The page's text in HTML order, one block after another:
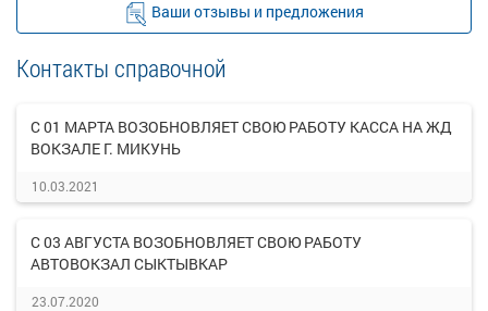
Ваши отзывы и предложения
Контакты справочной
С 01 МАРТА ВОЗОБНОВЛЯЕТ СВОЮ РАБОТУ КАССА НА ЖД
ВОКЗАЛЕ Г. МИКУНЬ
10.03.2021
С 03 АВГУСТА ВОЗОБНОВЛЯЕТ СВОЮ РАБОТУ
АВТОВОКЗАЛ СЫКТЫВКАР
23.07.2020